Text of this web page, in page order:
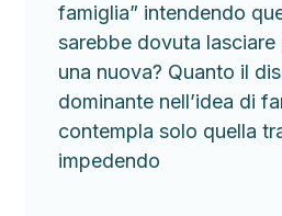
famiglia” intendendo
sarebbe dovuta lasciare
una nuova? Quanto il
dominante nell’idea di
contempla solo quella
impedendo